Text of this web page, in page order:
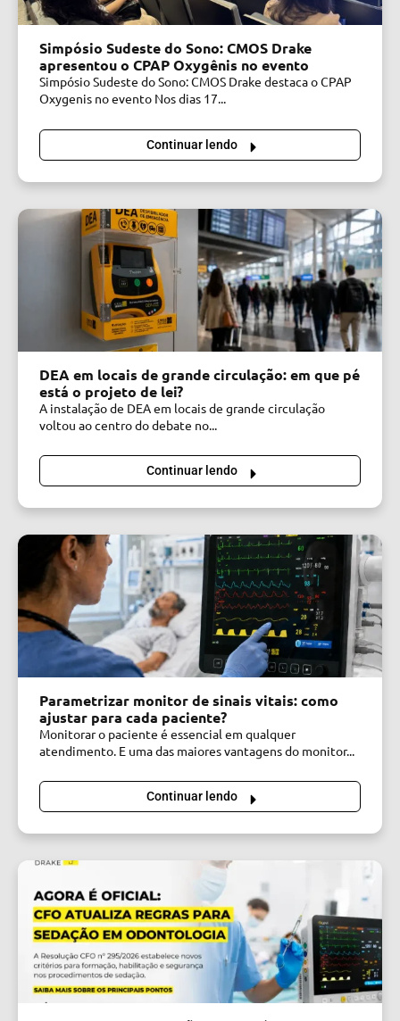
Simpósio Sudeste do Sono: CMOS Drake
apresentou o CPAP Oxygênis no evento
Simpósio Sudeste do Sono: CMOS Drake destaca o CPAP
Oxygenis no evento Nos dias 17...
Continuar lendo
DEA em locais de grande circulação: em que pé
está o projeto de lei?
A instalação de DEA em locais de grande circulação
voltou ao centro do debate no...
Continuar lendo
Parametrizar monitor de sinais vitais: como
ajustar para cada paciente?
Monitorar o paciente é essencial em qualquer
atendimento. E uma das maiores vantagens do monitor...
Continuar lendo